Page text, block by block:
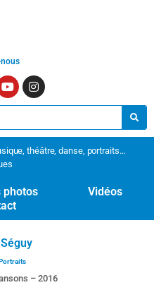
théâtre, danse, portraits…
photos
Vidéos
– 2016